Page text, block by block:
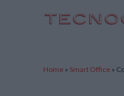
Home » Smart Office »